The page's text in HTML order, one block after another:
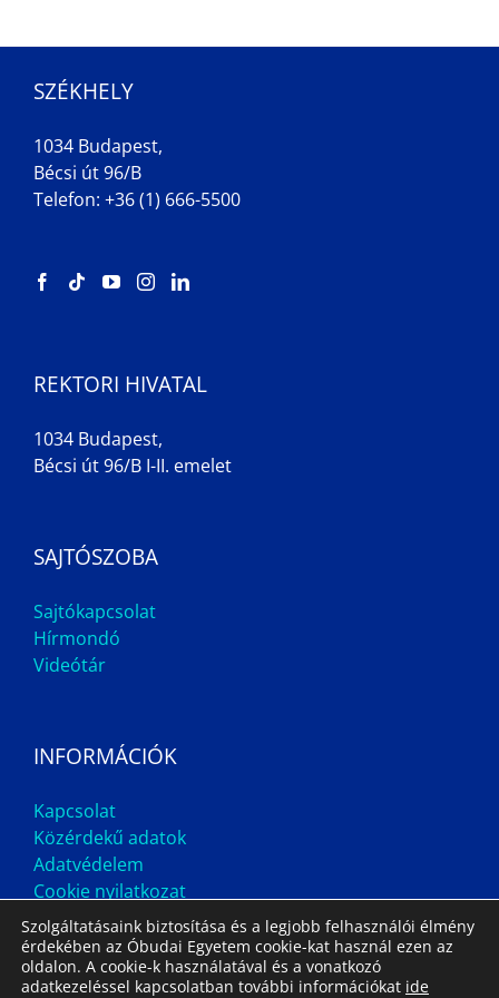
SZÉKHELY
1034 Budapest,
Bécsi út 96/B
Telefon: +36 (1) 666-5500
REKTORI HIVATAL
1034 Budapest,
Bécsi út 96/B I-II. emelet
SAJTÓSZOBA
Sajtókapcsolat
Hírmondó
Videótár
INFORMÁCIÓK
Kapcsolat
Közérdekű adatok
Adatvédelem
Cookie nyilatkozat
Szolgáltatásaink biztosítása és a legjobb felhasználói élmény
érdekében az Óbudai Egyetem cookie-kat használ ezen az
oldalon. A cookie-k használatával és a vonatkozó
adatkezeléssel kapcsolatban további információkat ide